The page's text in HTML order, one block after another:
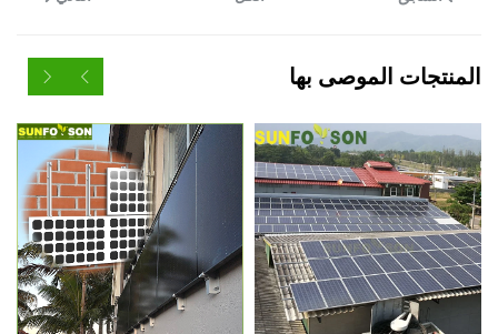
الموصى بها